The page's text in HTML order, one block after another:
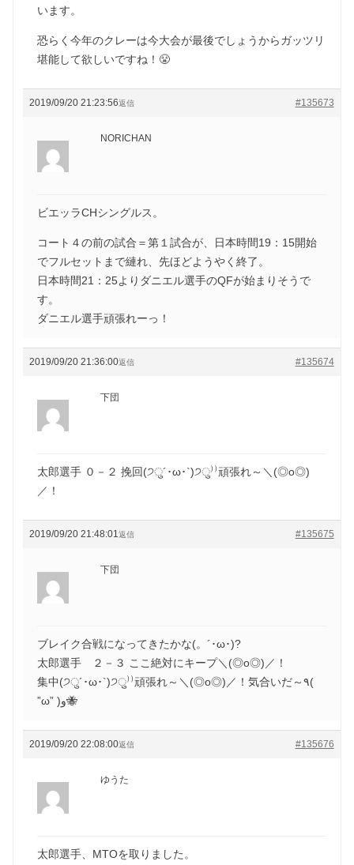
います。
恐らく今年のクレーは今大会が最後でしょうからガッツリ
堪能して欲しいですね！😤
2019/09/20 21:23:56 #135673
返信
NORICHAN
ビエッラCHシングルス。
コート４の前の試合＝第１試合が、日本時間19：15開始
でフルセットまで縺れ、先ほどようやく終了。
日本時間21：25よりダニエル選手のQFが始まりそうで
す。
ダニエル選手頑張れーっ！
2019/09/20 21:36:00 #135674
返信
下団
太郎選手 ０－２ 挽回(੭ु´･ω･`)੭ु⁾⁾頑張れ～＼(◎o◎)
／！
2019/09/20 21:48:01 #135675
返信
下団
ブレイク合戦になってきたかな(。´･ω･)?
太郎選手 ２－３ ここ絶対にキープ＼(◎o◎)／！
集中(੭ु´･ω･`)੭ु⁾⁾頑張れ～＼(◎o◎)／！気合いだ～٩(
”ω” )و🐝
2019/09/20 22:08:00 #135676
返信
ゆうた
太郎選手、MTOを取りました。